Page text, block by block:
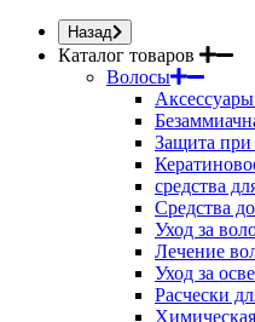
Назад
Каталог товаров
Волосы
Защита
средства
Средства
Уход за
Лечение
Уход за
Расчески